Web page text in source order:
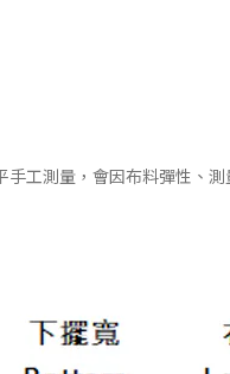
工測量，會因布料彈性